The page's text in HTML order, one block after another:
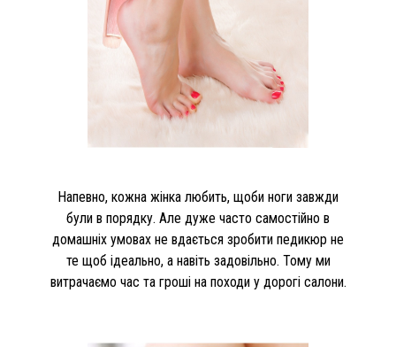
Напевно, кожна жінка любить, щоби ноги завжди
були в порядку. Але дуже часто самостійно в
домашніх умовах не вдається зробити педикюр не
те щоб ідеально, а навіть задовільно. Тому ми
витрачаємо час та гроші на походи у дорогі салони.